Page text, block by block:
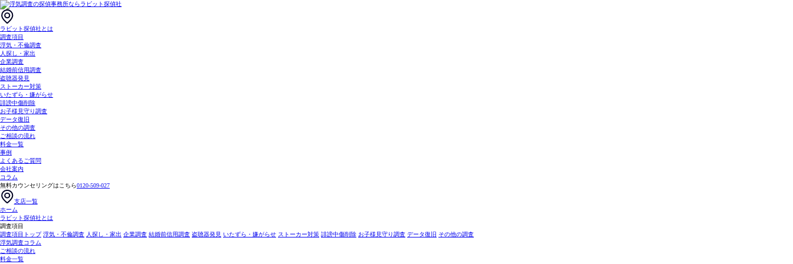
ラビット探偵社とは
調査項目
浮気・不倫調査
人探し・家出
企業調査
結婚前信用調査
盗聴器発見
ストーカー対策
いたずら・嫌がらせ
誹謗中傷削除
お子様見守り調査
データ復旧
その他の調査
ご相談の流れ
料金一覧
事例
よくあるご質問
会社案内
コラム
無料カウンセリングはこちら0120-509-027
支店一覧
ホーム
ラビット探偵社とは
調査項目
調査項目トップ 浮気・不倫調査 人探し・家出 企業調査 結婚前信用調査 盗聴器発見 いたずら・嫌がらせ ストーカー対策 誹謗中傷削除 お子様見守り調査 データ復旧 その他の調査
浮気調査コラム
ご相談の流れ
料金一覧